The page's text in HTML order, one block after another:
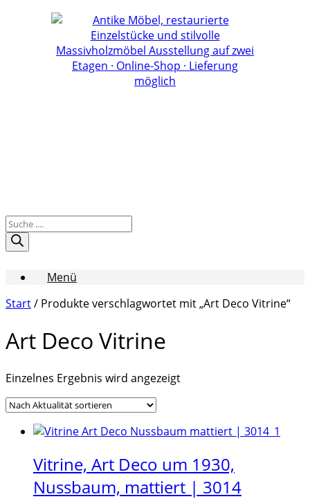
Products
search
Menü
Start/ Produkte verschlagwortet mit „Art Deco Vitrine“
Art Deco Vitrine
Einzelnes Ergebnis wird angezeigt
Vitrine, Art Deco um 1930,
Nussbaum, mattiert | 3014